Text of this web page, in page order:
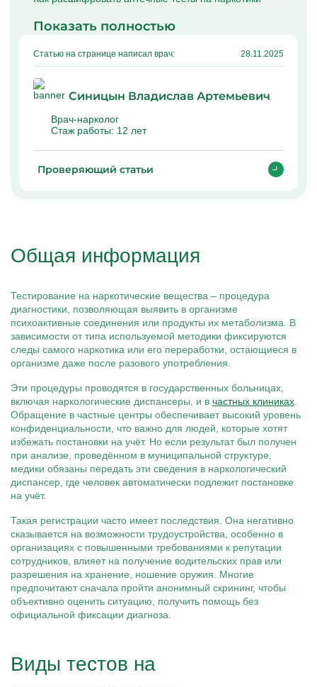
Капельницы Преднизолона
Цераксон капельница
Капельница Церебролизин
Капельница Цефтриаксон
Капельница Ципрофлоксацин
Капельница Рингер
Показать полностью
Статью на странице написал врач: 28.11.2025
Синицын Владислав Артемьевич
Врач-нарколог
Стаж работы: 12 лет
Проверяющий статьи
Общая информация
Тестирование на наркотические вещества – процедура
диагностики, позволяющая выявить в организме
психоактивные соединения или продукты их метаболизма. В
зависимости от типа используемой методики фиксируются
следы самого наркотика или его переработки, остающиеся в
организме даже после разового употребления.
Эти процедуры проводятся в государственных больницах,
включая наркологические диспансеры, и в частных клиниках
Обращение в частные центры обеспечивает высокий уровень
конфиденциальности, что важно для людей, которые хотят
избежать постановки на учёт. Но если результат был получен
при анализе, проведённом в муниципальной структуре,
медики обязаны передать эти сведения в наркологический
диспансер, где человек автоматически подлежит постановке
на учёт.
Такая регистрации часто имеет последствия. Она негативно
сказывается на возможности трудоустройства, особенно в
организациях с повышенными требованиями к репутации
сотрудников, влияет на получение водительских прав или
разрешения на хранение, ношение оружия. Многие
предпочитают сначала пройти анонимный скрининг, чтобы
объективно оценить ситуацию, получить помощь без
официальной фиксации диагноза.
Виды тестов на